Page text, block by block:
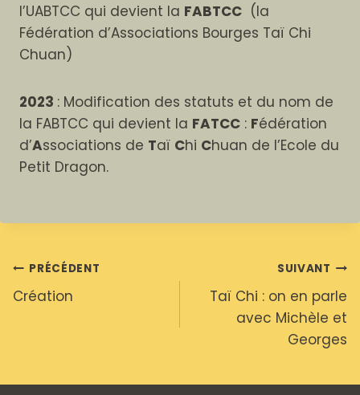
l’UABTCC qui devient la FABTCC (la
Fédération d’Associations Bourges Taï Chi
Chuan)
2023 : Modification des statuts et du nom de
la FABTCC qui devient la FATCC : Fédération
d’Associations de Taï Chi Chuan de l’Ecole du
Petit Dragon.
Navigation
de
PRÉCÉDENT
Création
SUIVANT
Taï Chi : on en parle
avec Michèle et
Georges